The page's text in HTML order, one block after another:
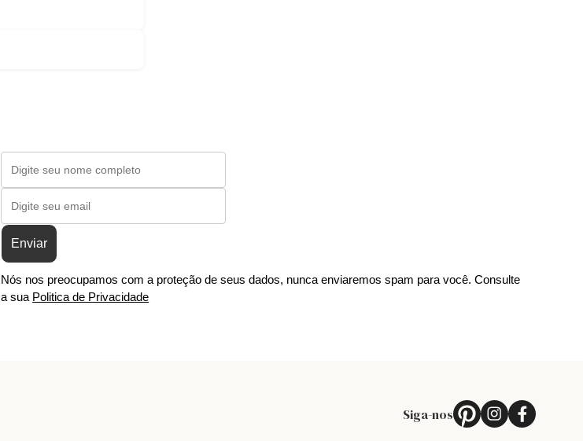
Enviar
Nós nos preocupamos com a proteção de seus dados, nunca enviaremos spam para você. Consulte
a sua Politica de Privacidade
Siga-nos